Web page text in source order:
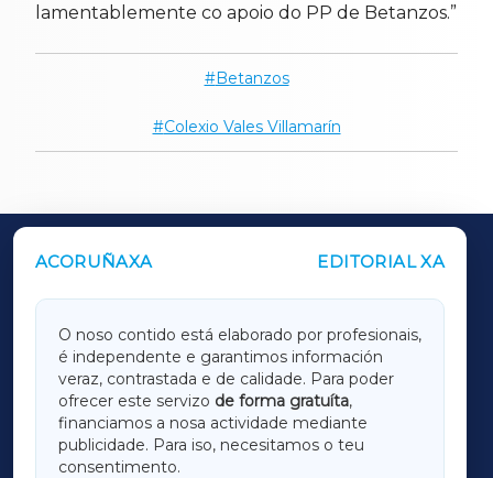
lamentablemente co apoio do PP de Betanzos.”
Betanzos
Colexio Vales Villamarín
ACORUÑAXA EDITORIAL XA
O noso contido está elaborado por profesionais,
é independente e garantimos información
veraz, contrastada e de calidade. Para poder
ofrecer este servizo de forma gratuíta,
financiamos a nosa actividade mediante
publicidade. Para iso, necesitamos o teu
consentimento.
OUTROS PERIÓDICOS
LUGOXA
TERRACHAXA